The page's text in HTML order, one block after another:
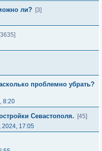
ли? [3]
[3635]
проблемно убрать?
8:20
Севастополя.
[45]
2024, 17:05